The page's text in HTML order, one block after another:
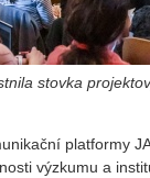
stovka
platformy
výzkumu a